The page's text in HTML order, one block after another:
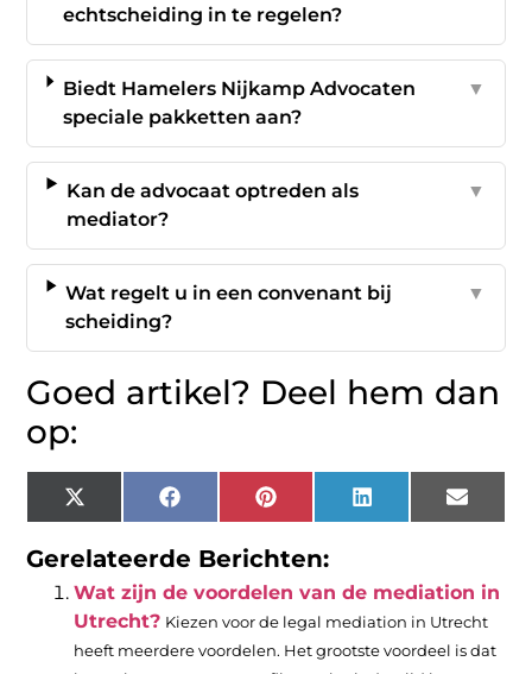
echtscheiding in te regelen?
Biedt Hamelers Nijkamp Advocaten
speciale pakketten aan?
▼
Kan de advocaat optreden als
mediator?
▼
Wat regelt u in een convenant bij
scheiding?
▼
Goed artikel? Deel hem dan
op:
X
(Twitter)
FacebookPinterest LinkedIn Email
Gerelateerde Berichten:
Wat zijn de voordelen van de mediation in
Utrecht? Kiezen voor de legal mediation in Utrecht
heeft meerdere voordelen. Het grootste voordeel is dat